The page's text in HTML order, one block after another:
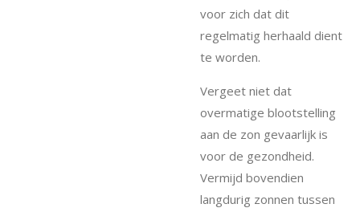
voor zich dat dit
regelmatig herhaald dient
te worden.
Vergeet niet dat
overmatige blootstelling
aan de zon gevaarlijk is
voor de gezondheid.
Vermijd bovendien
langdurig zonnen tussen